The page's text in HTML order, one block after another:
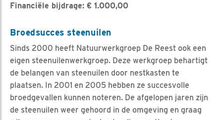
Financiële bijdrage: € 1.000,00
Broedsucces steenuilen
Sinds 2000 heeft Natuurwerkgroep De Reest ook een
eigen steenuilenwerkgroep. Deze werkgroep behartigt
de belangen van steenuilen door nestkasten te
plaatsen. In 2001 en 2005 hebben ze succesvolle
broedgevallen kunnen noteren. De afgelopen jaren zijn
de steenuilen weer gehoord in de omgeving en graag